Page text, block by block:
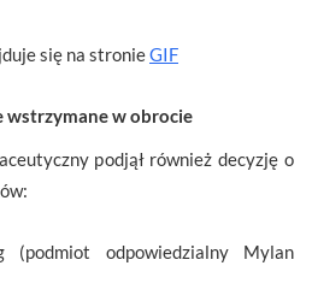
się na stronieGIF
wstrzymane w obrocie
podjął również decyzję o
(podmiot odpowiedzialny Mylan